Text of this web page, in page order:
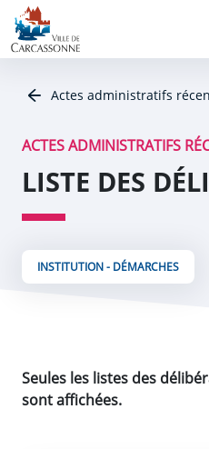
Aller au contenu
Aller au menu
Aller au plan du site
Aller à la recherche
Actes administratifs
ACTES ADMINISTRATIFS
LISTE DES
INSTITUTION - DÉMARCHES
Seules les listes des
sont affichées.
Panneau de gestion des cookies